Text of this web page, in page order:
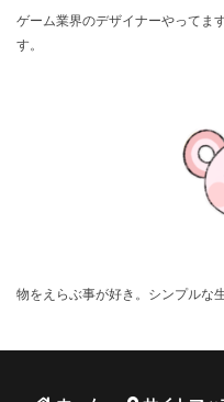
ゲーム業界のデザイナーやってま
す。
物をえらぶ事が好き。シンプルな